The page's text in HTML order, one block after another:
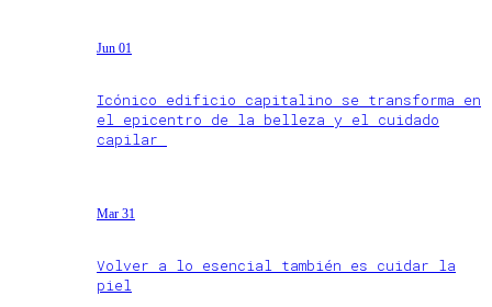
Jun 01
Icónico edificio capitalino se transforma en
el epicentro de la belleza y el cuidado
capilar
Mar 31
Volver a lo esencial también es cuidar la
piel